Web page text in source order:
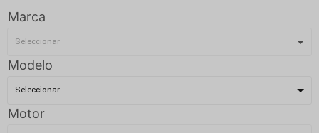
Marca
Modelo
Motor